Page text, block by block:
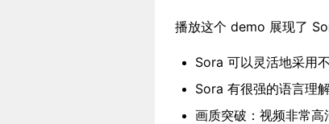
播放这个 demo 展现了
Sora 可以灵活地采用
Sora 有很强的语言理
画质突破：视频非常高